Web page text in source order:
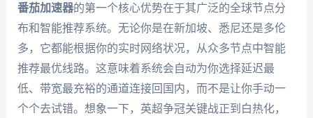
番茄加速器的第一个核心优势在于其广泛的全球节点分
布和智能推荐系统。无论你是在新加坡、悉尼还是多伦
多，它都能根据你的实时网络状况，从众多节点中智能
推荐最优线路。这意味着系统会自动为你选择延迟最
低、带宽最充裕的通道连接回国内，而不是让你手动一
个个去试错。想象一下，英超争冠关键战正到白热化，